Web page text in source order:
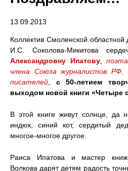
13.09.2013
Коллектив Смоленской областной
И.С. Соколова-Микитова
Александровну Ипатову,
члена Союза журналистов РФ,
писателей
с 50-летием
выходом новой книги «Четыре
В этой книге живут солнце, да
индюк, синий кот, сердитый
многое-многое другое.
Раиса Ипатова и мастер
Волкова дарят детям радость